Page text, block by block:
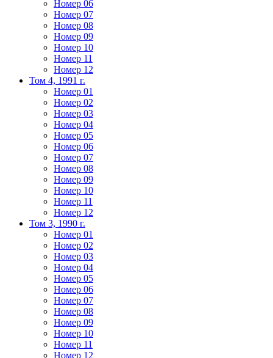
Номер 06
Номер 07
Номер 08
Номер 09
Номер 10
Номер 11
Номер 12
Том 4, 1991 г.
Номер 01
Номер 02
Номер 03
Номер 04
Номер 05
Номер 06
Номер 07
Номер 08
Номер 09
Номер 10
Номер 11
Номер 12
Том 3, 1990 г.
Номер 01
Номер 02
Номер 03
Номер 04
Номер 05
Номер 06
Номер 07
Номер 08
Номер 09
Номер 10
Номер 11
Номер 12